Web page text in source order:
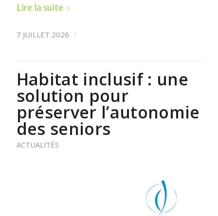
Lire la suite
7 JUILLET 2026 /
Habitat inclusif : une
solution pour
préserver l’autonomie
des seniors
ACTUALITÉS